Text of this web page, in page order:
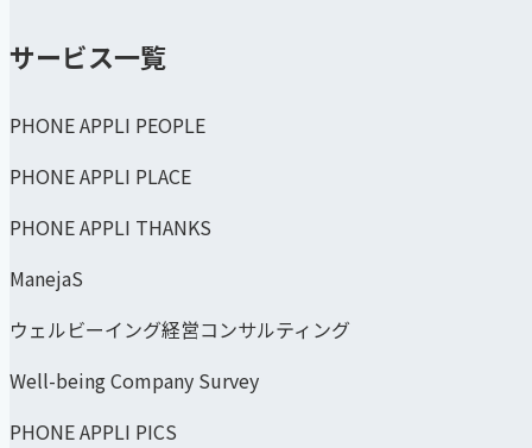
サービス一覧
PHONE APPLI PEOPLE
PHONE APPLI PLACE
PHONE APPLI THANKS
ManejaS
ウェルビーイング経営コンサルティング
Well-being Company Survey
PHONE APPLI PICS